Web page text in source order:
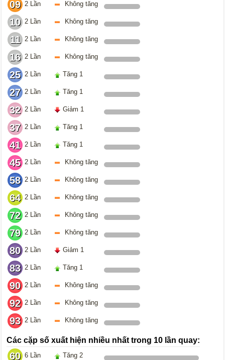
09 2 Lần Không tăng
10 2 Lần Không tăng
11 2 Lần Không tăng
16 2 Lần Không tăng
25 2 Lần Tăng 1
27 2 Lần Tăng 1
32 2 Lần Giảm 1
37 2 Lần Tăng 1
41 2 Lần Tăng 1
45 2 Lần Không tăng
58 2 Lần Không tăng
64 2 Lần Không tăng
72 2 Lần Không tăng
79 2 Lần Không tăng
80 2 Lần Giảm 1
83 2 Lần Tăng 1
90 2 Lần Không tăng
92 2 Lần Không tăng
93 2 Lần Không tăng
Các cặp số xuất hiện nhiều nhất trong 10 lần quay:
60 6 Lần Tăng 2